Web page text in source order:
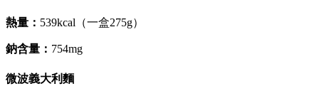
熱量： 539kcal（一盒275g）
鈉含量： 754mg
微波義大利麵